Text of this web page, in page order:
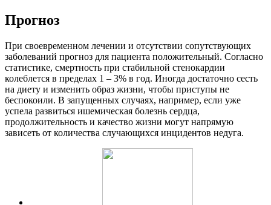
Прогноз
При своевременном лечении и отсутствии сопутствующих
заболеваний прогноз для пациента положительный. Согласно
статистике, смертность при стабильной стенокардии
колеблется в пределах 1 – 3% в год. Иногда достаточно сесть
на диету и изменить образ жизни, чтобы приступы не
беспокоили. В запущенных случаях, например, если уже
успела развиться ишемическая болезнь сердца,
продолжительность и качество жизни могут напрямую
зависеть от количества случающихся инцидентов недуга.